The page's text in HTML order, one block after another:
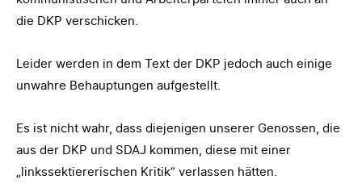
die DKP verschicken.
Leider werden in dem Text der DKP jedoch auch einige
unwahre Behauptungen aufgestellt.
Es ist nicht wahr, dass diejenigen unserer Genossen, die
aus der DKP und SDAJ kommen, diese mit einer
„linkssektiererischen Kritik“ verlassen hätten.